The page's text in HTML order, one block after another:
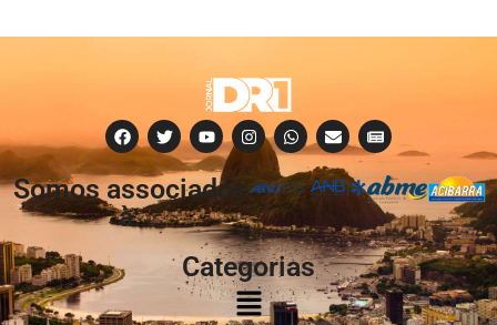
Somos associados
à:
Categorias